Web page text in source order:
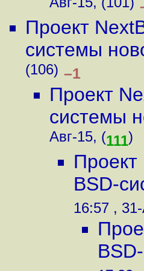
Авг-15, (101)
Проект
системы
(106) –1
Проект
системы
Авг-15, (111)
Проект
BSD-
16:57 ,